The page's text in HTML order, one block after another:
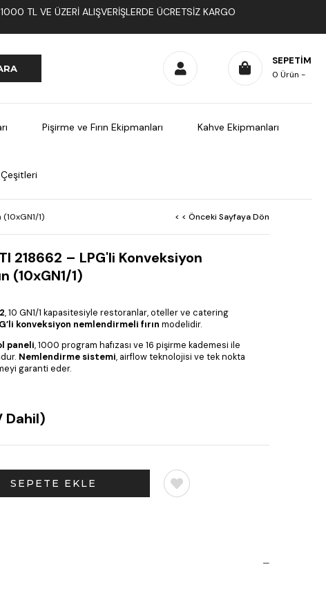
TL VE ÜZERI ALIŞVERIŞLERDE ÜCRETSIZ KARGO
SEPETIM
0 Ürün
Pişirme ve Fırın Ekipmanları Kahve Ekipmanları
1) < < Önceki Sayfaya Dön
218662 – LPG'li Konveksiyon
(10xGN1/1)
, 10 GN1/1 kapasitesiyle restoranlar, oteller ve catering
konveksiyon nemlendirmeli fırın modelidir.
paneli, 1000 program hafızası ve 16 pişirme kademesi ile
Nemlendirme sistemi, airflow teknolojisi ve tek nokta
garanti eder.
Dahil)